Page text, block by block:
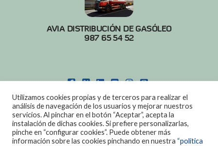
AVIA DISTRIBUCIÓN DE GASÓLEO
987 65 54 52
POLITICA DE COOKIES|AVISO LEGAL
DISEÑO: DIAN SISTEMAS
Utilizamos cookies propias y de terceros para realizar el
análisis de navegación de los usuarios y mejorar nuestros
servicios. Al pinchar en el botón “Aceptar”, acepta la
instalación de dichas cookies. Si prefiere personalizarlas,
pinche en “configurar cookies”. Puede obtener más
información sobre las cookies pinchando en nuestra “política